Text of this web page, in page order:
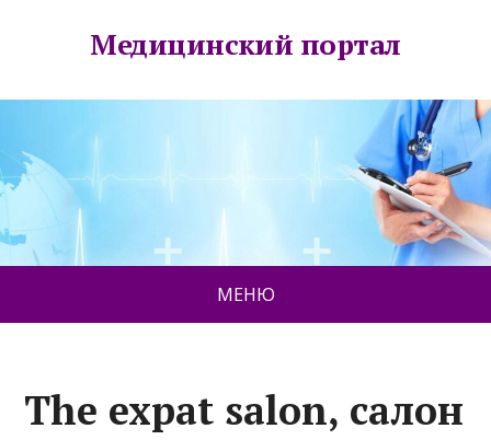
Медицинский портал
МЕНЮ
The expat salon, салон